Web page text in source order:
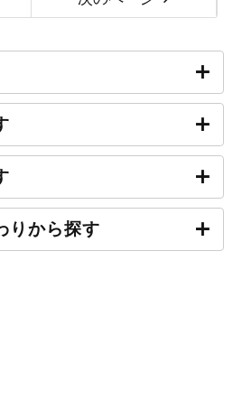
りから探す